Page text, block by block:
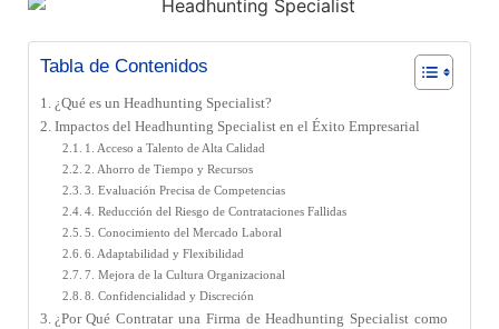
Tabla de Contenidos
¿Qué es un Headhunting Specialist?
Impactos del Headhunting Specialist en el Éxito Empresarial
1. Acceso a Talento de Alta Calidad
2. Ahorro de Tiempo y Recursos
3. Evaluación Precisa de Competencias
4. Reducción del Riesgo de Contrataciones Fallidas
5. Conocimiento del Mercado Laboral
6. Adaptabilidad y Flexibilidad
7. Mejora de la Cultura Organizacional
8. Confidencialidad y Discreción
¿Por Qué Contratar una Firma de Headhunting Specialist como